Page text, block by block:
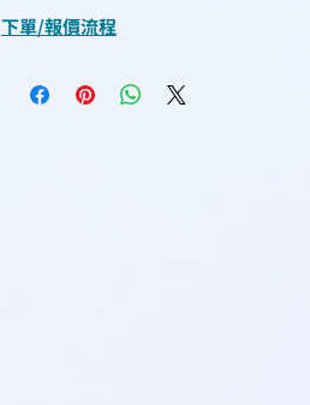
下單/報價流程
查詢或報價”